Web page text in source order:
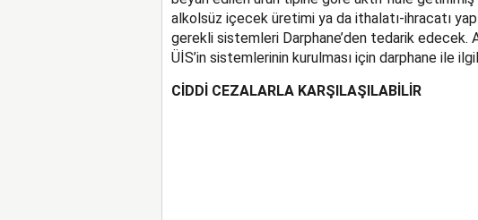
alkolsüz içecek üretimi ya da ithalatı-ihracatı
gerekli sistemleri Darphane’den tedarik
ÜİS’in sistemlerinin kurulması için darphane ile
CİDDİ CEZALARLA KARŞILAŞILABİLİR